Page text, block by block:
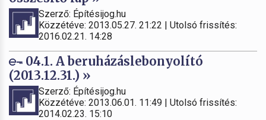
Szerző: Építésijog.hu
Közzétéve: 2013.05.27. 21:22 | Utolsó frissítés:
2016.02.21. 14:28
04.1. A beruházáslebonyolító
(2013.12.31.) »
Szerző: Építésijog.hu
Közzétéve: 2013.06.01. 11:49 | Utolsó frissítés:
2014.02.23. 15:10